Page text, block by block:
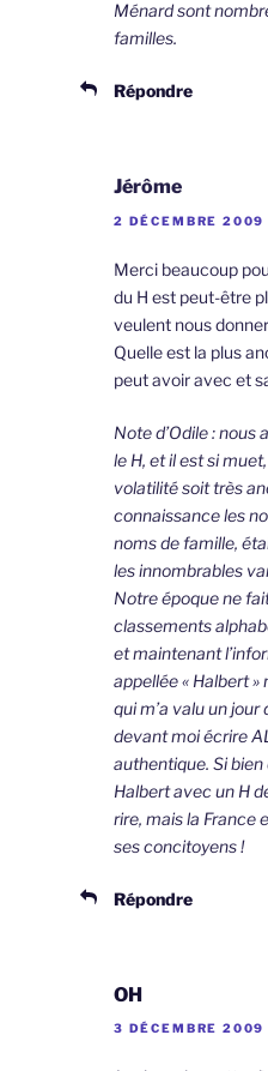
Ménard sont
familles.
Répondre
Jérôme
2 DÉCEMBRE
Merci beaucoup
du H est peut-être
veulent nous
Quelle est la plus
peut avoir avec et
Note d’Odile : nous
le H, et il est si
volatilité soit très
connaissance les
noms de famille,
les innombrables
Notre époque ne
classements
et maintenant
appellée « Halbert »
qui m’a valu un
devant moi écrire
authentique. Si bien
Halbert avec un H
rire, mais la France
ses concitoyens !
Répondre
OH
3 DÉCEMBRE